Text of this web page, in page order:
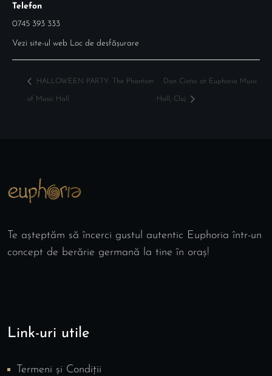
Telefon
0745 393 333
Vezi site-ul web Loc de desfășurare
HALLOWEEN PARTY: The Phantom
of Music Hall
Dan Ciotoi at Euphoria Music
Hall, Cluj
Te așteptăm să încerci gustul autentic Euphoria într-un
concept de berărie germană la tine în oraș!
Link-uri utile
Termeni și Condiții